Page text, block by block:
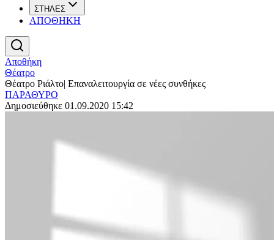
ΣΤΗΛΕΣ
ΑΠΟΘΗΚΗ
Αποθήκη
Θέατρο
Θέατρο Ριάλτο| Επαναλειτουργία σε νέες συνθήκες
ΠΑΡΑΘΥΡΟ
Δημοσιεύθηκε 01.09.2020 15:42